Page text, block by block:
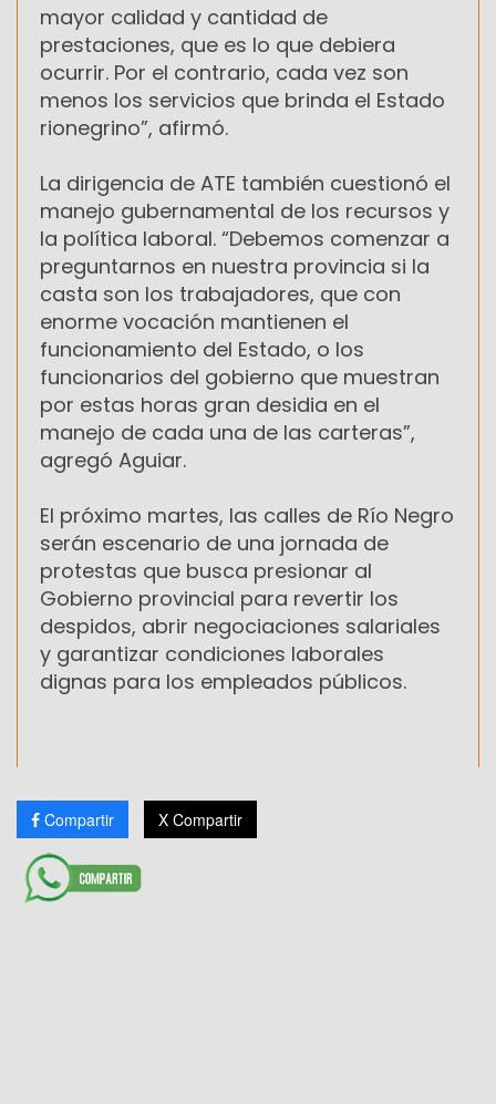
mayor calidad y cantidad de
prestaciones, que es lo que debiera
ocurrir. Por el contrario, cada vez son
menos los servicios que brinda el Estado
rionegrino”, afirmó.
La dirigencia de ATE también cuestionó el
manejo gubernamental de los recursos y
la política laboral. “Debemos comenzar a
preguntarnos en nuestra provincia si la
casta son los trabajadores, que con
enorme vocación mantienen el
funcionamiento del Estado, o los
funcionarios del gobierno que muestran
por estas horas gran desidia en el
manejo de cada una de las carteras”,
agregó Aguiar.
El próximo martes, las calles de Río Negro
serán escenario de una jornada de
protestas que busca presionar al
Gobierno provincial para revertir los
despidos, abrir negociaciones salariales
y garantizar condiciones laborales
dignas para los empleados públicos.
Compartir X Compartir